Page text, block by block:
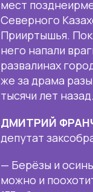
мест
Северного
Прииртышья.
него напали
развалинах
же за драма
тысячи лет
ДМИТРИЙ
депутат
— Берёзы и
можно и